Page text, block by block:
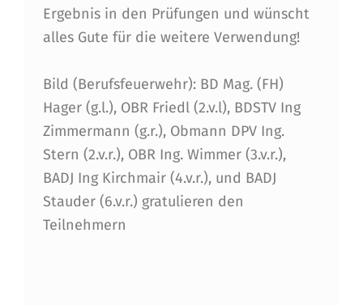
Ergebnis in den Prüfungen und wünscht
alles Gute für die weitere Verwendung!
Bild (Berufsfeuerwehr): BD Mag. (FH)
Hager (g.l.), OBR Friedl (2.v.l), BDSTV Ing
Zimmermann (g.r.), Obmann DPV Ing.
Stern (2.v.r.), OBR Ing. Wimmer (3.v.r.),
BADJ Ing Kirchmair (4.v.r.), und BADJ
Stauder (6.v.r.) gratulieren den
Teilnehmern